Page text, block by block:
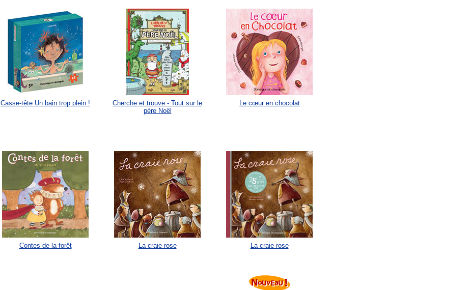
Casse-tête Un bain trop plein !
Cherche et trouve - Tout sur le
père Noël
Le cœur en chocolat
Contes de la forêt La craie rose La craie rose